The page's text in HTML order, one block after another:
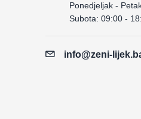
Ponedjeljak -
Subota: 09:00 -
info@zeni-